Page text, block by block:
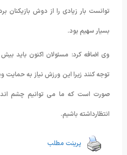
توانست بار زیادی را از دوش بازیکنان
بسیار سهیم بود.
وی اضافه کرد: مسئولان اکنون باید بیش
توجه کنند زیرا این ورزش نیاز به حمایت
صورت است که ما می توانیم چشم
انتظارداشته باشیم.
پرینت مطلب